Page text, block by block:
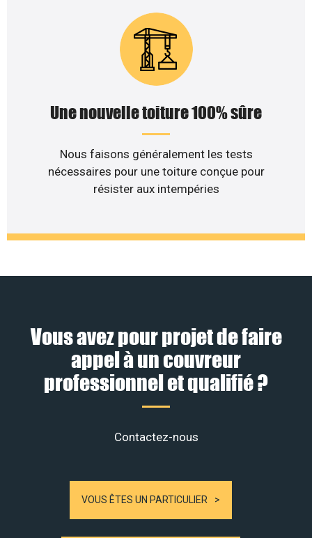
Une nouvelle toiture 100% sûre
Nous faisons généralement les tests
nécessaires pour une toiture conçue pour
résister aux intempéries
Vous avez pour projet de faire
appel à un couvreur
professionnel et qualifié ?
Contactez-nous
VOUS ÊTES UN PARTICULIER